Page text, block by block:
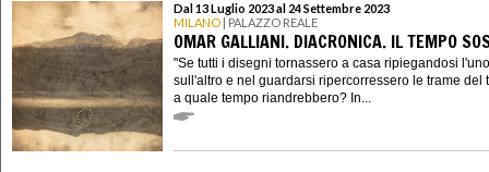
Dal 13 Luglio 2023 al 24 Settembre 2023
MILANO | PALAZZO REALE
OMAR GALLIANI. DIACRONICA. IL TEMPO
"Se tutti i disegni tornassero a casa ripiegandosi l'uno
sull'altro e nel guardarsi ripercorressero le trame del
a quale tempo riandrebbero? In...